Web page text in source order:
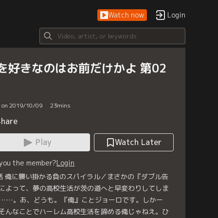
Watch now Login
好きなのはお前だけかよ 第02
on 2019/10/09 23mins
Play
Watch Later
the member?Login
俺に襲い掛かる負のスパイラル／まさかの『ダブル告
よって、夢の高校生活が茨の道へと早変わりしてしま
。あ、どうも。『俺』ことジョーロです。しかー
んなことでハーレム高校生活を諦める俺じゃねえ。ひ